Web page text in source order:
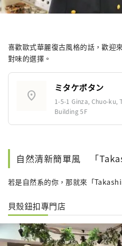
喜歡歐式華麗復古風格的話，歡迎
對味的選擇。
location_on
ミタケボタン
1-5-1 Ginza, Chuo-ku,
Building 5F
自然清新簡單風 「
若是自然系的你，那就來「
貝殼鈕扣專門店